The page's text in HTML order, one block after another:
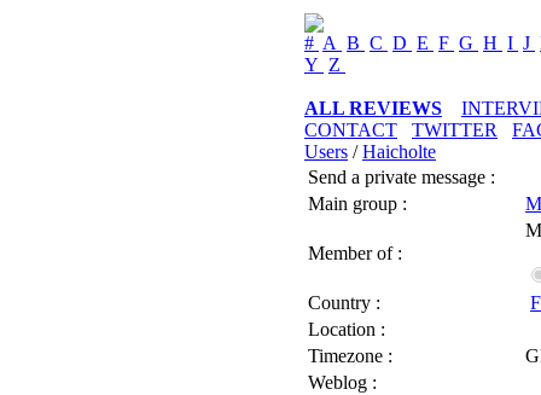
# A B C D E F G H I J
Y Z
ALL REVIEWS
CONTACT
TWITTER
Users /Haicholte
Send a private message :
Main group :
Member of :
Country :
Location :
Timezone :
Weblog :